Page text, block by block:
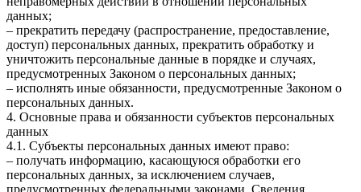
данных;
– прекратить передачу (распространение, предоставление,
доступ) персональных данных, прекратить обработку и
уничтожить персональные данные в порядке и случаях,
предусмотренных Законом о персональных данных;
– исполнять иные обязанности, предусмотренные Законом о
персональных данных.
4. Основные права и обязанности субъектов персональных
данных
4.1. Субъекты персональных данных имеют право:
– получать информацию, касающуюся обработки его
персональных данных, за исключением случаев,
предусмотренных федеральными законами. Сведения